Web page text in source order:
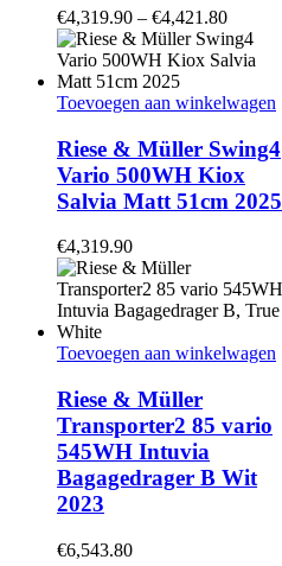
optie
kan
gekozen
op
productpagina
€4,319.90 – €4,421.80
Toevoegen aan winkelwagen
Riese & Müller Swing4
Vario 500WH Kiox
Salvia Matt 51cm 2025
€4,319.90
Toevoegen aan winkelwagen
Riese & Müller
Transporter2 85 vario
545WH Intuvia
Bagagedrager B Wit
2023
€6,543.80